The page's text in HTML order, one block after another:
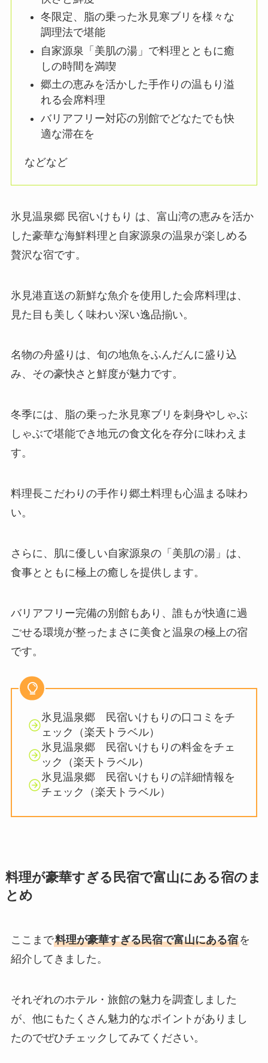
冬限定、脂の乗った氷見寒ブリを様々な
調理法で堪能
自家源泉「美肌の湯」で料理とともに癒
しの時間を満喫
郷土の恵みを活かした手作りの温もり溢
れる会席料理
バリアフリー対応の別館でどなたでも快
適な滞在を
などなど
氷見温泉郷 民宿いけもり は、富山湾の恵みを活か
した豪華な海鮮料理と自家源泉の温泉が楽しめる
贅沢な宿です。
氷見港直送の新鮮な魚介を使用した会席料理は、
見た目も美しく味わい深い逸品揃い。
名物の舟盛りは、旬の地魚をふんだんに盛り込
み、その豪快さと鮮度が魅力です。
冬季には、脂の乗った氷見寒ブリを刺身やしゃぶ
しゃぶで堪能でき地元の食文化を存分に味わえま
す。
料理長こだわりの手作り郷土料理も心温まる味わ
い。
さらに、肌に優しい自家源泉の「美肌の湯」は、
食事とともに極上の癒しを提供します。
バリアフリー完備の別館もあり、誰もが快適に過
ごせる環境が整ったまさに美食と温泉の極上の宿
です。
氷見温泉郷 民宿いけもりの口コミをチ
ェック（楽天トラベル）
氷見温泉郷 民宿いけもりの料金をチェ
ック（楽天トラベル）
氷見温泉郷 民宿いけもりの詳細情報を
チェック（楽天トラベル）
料理が豪華すぎる民宿で富山にある宿のま
とめ
ここまで料理が豪華すぎる民宿で富山にある宿を
紹介してきました。
それぞれのホテル・旅館の魅力を調査しました
が、他にもたくさん魅力的なポイントがありまし
たのでぜひチェックしてみてください。